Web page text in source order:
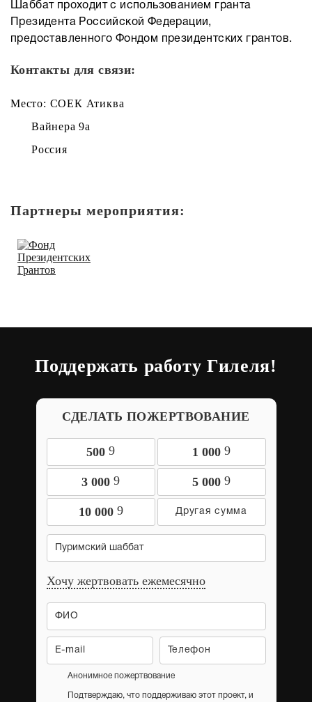
Шаббат проходит с использованием гранта
Президента Российской Федерации,
предоставленного Фондом президентских грантов.
Контакты для связи:
Место: СОЕК Атиква
Вайнера 9а
Россия
Партнеры мероприятия:
Поддержать работу Гилеля!
СДЕЛАТЬ ПОЖЕРТВОВАНИЕ
500 9 1 000 9
3 000 9 5 000 9
10 000 9
Пуримский шаббат
Хочу жертвовать ежемесячно
Анонимное пожертвование
Подтверждаю, что поддерживаю этот проект, и